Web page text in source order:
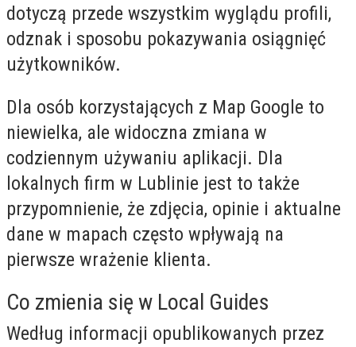
dotyczą przede wszystkim wyglądu profili,
odznak i sposobu pokazywania osiągnięć
użytkowników.
Dla osób korzystających z Map Google to
niewielka, ale widoczna zmiana w
codziennym używaniu aplikacji. Dla
lokalnych firm w Lublinie jest to także
przypomnienie, że zdjęcia, opinie i aktualne
dane w mapach często wpływają na
pierwsze wrażenie klienta.
Co zmienia się w Local Guides
Według informacji opublikowanych przez